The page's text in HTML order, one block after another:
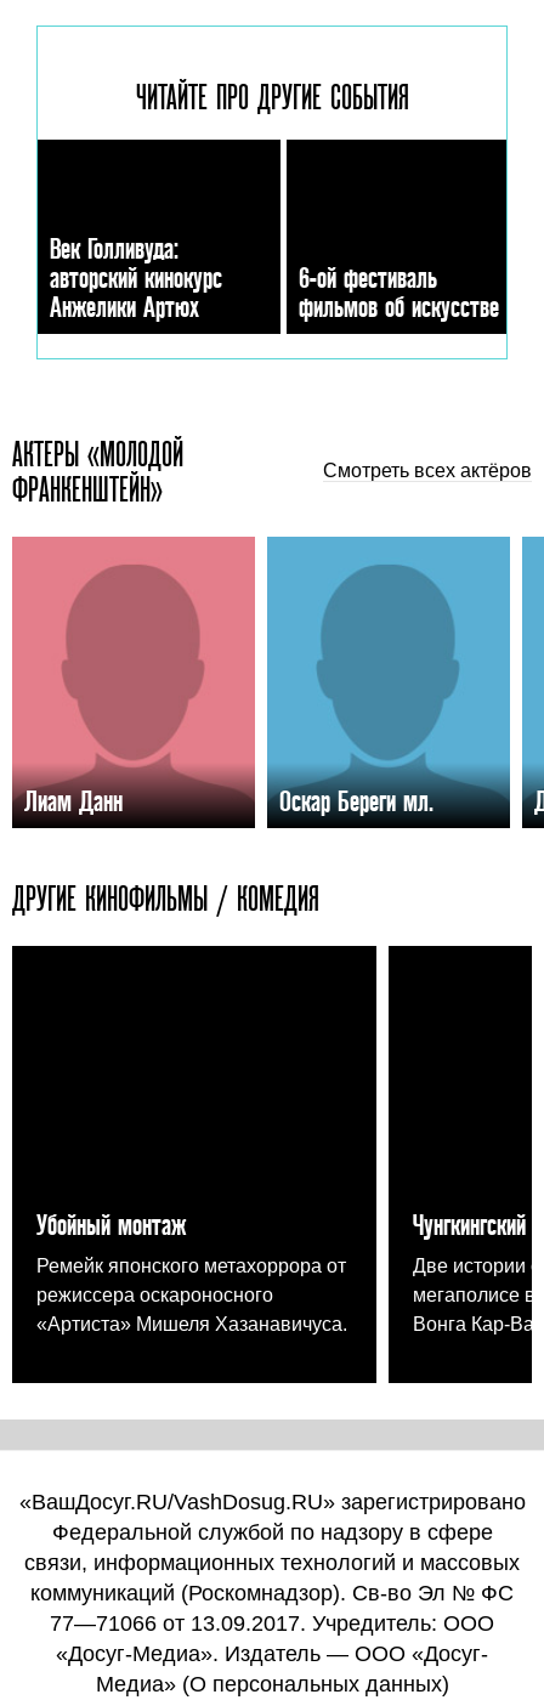
ЧИТАЙТЕ ПРО ДРУГИЕ СОБЫТИЯ
Век Голливуда:
авторский кинокурс
Анжелики Артюх
6-ой фестиваль
фильмов об искусстве
АКТЕРЫ «МОЛОДОЙ
ФРАНКЕНШТЕЙН»
Смотреть всех актёров
Лиам Данн Оскар Береги мл.
ДРУГИЕ КИНОФИЛЬМЫ / КОМЕДИЯ
Убойный монтаж
Ремейк японского метахоррора от
режиссера оскароносного
«Артиста» Мишеля Хазанавичуса.
Чунгкингский
Две истории
мегаполисе в
Вонга Кар-
«ВашДосуг.RU/VashDosug.RU» зарегистрировано
Федеральной службой по надзору в сфере
связи, информационных технологий и массовых
коммуникаций (Роскомнадзор). Св-во Эл № ФС
77—71066 от 13.09.2017. Учредитель: ООО
«Досуг-Медиа». Издатель — ООО «Досуг-
Медиа» (О персональных данных)